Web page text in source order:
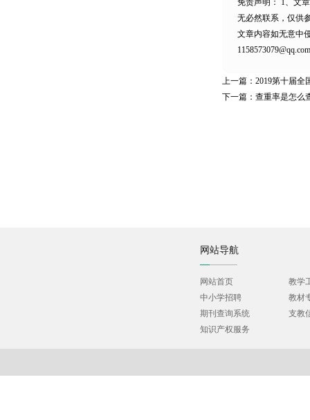
免责声明： 1、文
无必然联系，仅供
文章内容如无意中
上一篇： 2019第十届全
下一篇： 查重率是怎么
网站导航
网站首页
中小学招聘
期刊查询系统
知识产权服务
教学
教材
支教